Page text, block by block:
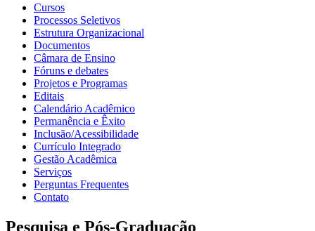
Cursos
Processos Seletivos
Estrutura Organizacional
Documentos
Câmara de Ensino
Fóruns e debates
Projetos e Programas
Editais
Calendário Acadêmico
Permanência e Êxito
Inclusão/Acessibilidade
Currículo Integrado
Gestão Acadêmica
Serviços
Perguntas Frequentes
Contato
Pesquisa e Pós-Graduação